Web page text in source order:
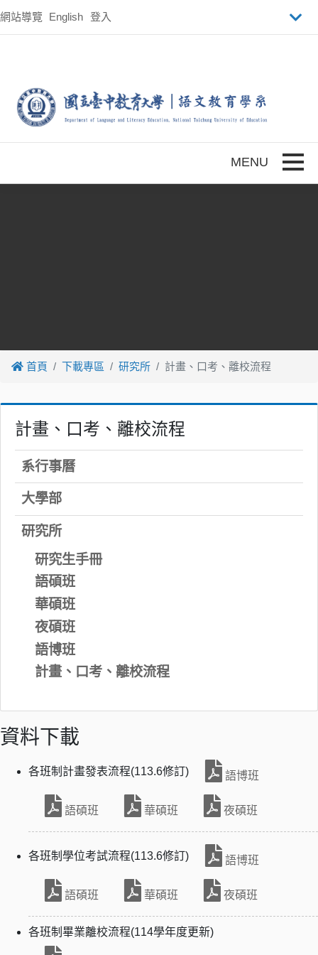
網站導覽 English 登入
首頁 下載專區 研究所 計畫、口考、離校流程
計畫、口考、離校流程
系行事曆
大學部
研究所
研究生手冊
語碩班
華碩班
夜碩班
語博班
計畫、口考、離校流程
資料下載
各班制計畫發表流程(113.6修訂) 語博班
語碩班 華碩班 夜碩班
各班制學位考試流程(113.6修訂) 語博班
語碩班 華碩班 夜碩班
各班制畢業離校流程(114學年度更新)